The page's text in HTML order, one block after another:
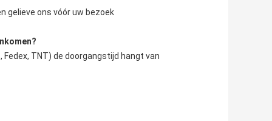
gelieve ons vóór uw bezoek
TNT) de doorgangstijd hangt van